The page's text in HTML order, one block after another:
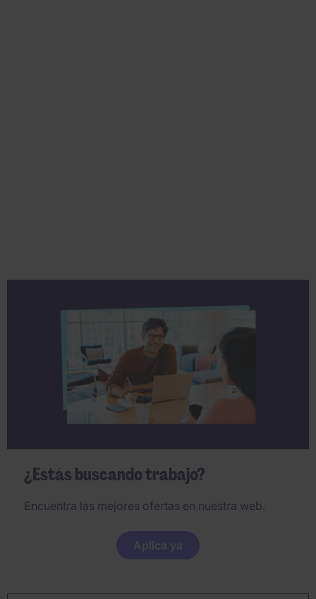
¿Estás buscando trabajo?
Encuentra las mejores ofertas en nuestra web.
Aplica ya